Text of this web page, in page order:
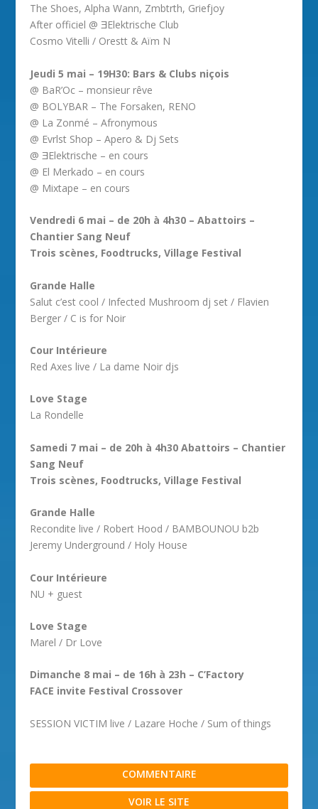
The Shoes, Alpha Wann, Zmbtrth, Griefjoy
After officiel @ ƎElektrische Club
Cosmo Vitelli / Orestt & Aïm N
Jeudi 5 mai – 19H30: Bars & Clubs niçois
@ BaR’Oc – monsieur rêve
@ BOLYBAR – The Forsaken, RENO
@ La Zonmé – Afronymous
@ Evrlst Shop – Apero & Dj Sets
@ ƎElektrische – en cours
@ El Merkado – en cours
@ Mixtape – en cours
Vendredi 6 mai – de 20h à 4h30 – Abattoirs –
Chantier Sang Neuf
Trois scènes, Foodtrucks, Village Festival
Grande Halle
Salut c’est cool / Infected Mushroom dj set / Flavien
Berger / C is for Noir
Cour Intérieure
Red Axes live / La dame Noir djs
Love Stage
La Rondelle
Samedi 7 mai – de 20h à 4h30 Abattoirs – Chantier
Sang Neuf
Trois scènes, Foodtrucks, Village Festival
Grande Halle
Recondite live / Robert Hood / BAMBOUNOU b2b
Jeremy Underground / Holy House
Cour Intérieure
NU + guest
Love Stage
Marel / Dr Love
Dimanche 8 mai – de 16h à 23h – C’Factory
FACE invite Festival Crossover
SESSION VICTIM live / Lazare Hoche / Sum of things
COMMENTAIRE
VOIR LE SITE